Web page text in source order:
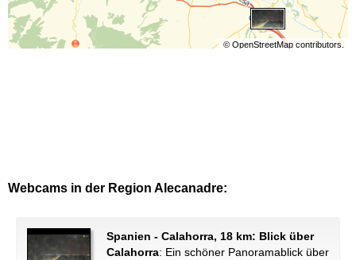
© OpenStreetMapcontributors.
Webcams in der Region Alecanadre:
Spanien - Calahorra, 18 km: Blick über
Calahorra: Ein schöner Panoramablick über